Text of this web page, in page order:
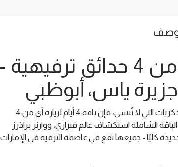
باقة 4 أيام لزيارة أي من 4 حدائق ترفيهية -
ياس، أبوظبي
إذا كنت تبحث عن عطلة مليئة بالمتعة والإثارة والذكريات التي لا تُنسى، فإن باقة 4 أيام لزيارة أي من 4
الشاملة استكشاف عالم فيراري، ووارنر براذرز
كليًا - جميعها تقع في عاصمة الترفيه في الإمارات